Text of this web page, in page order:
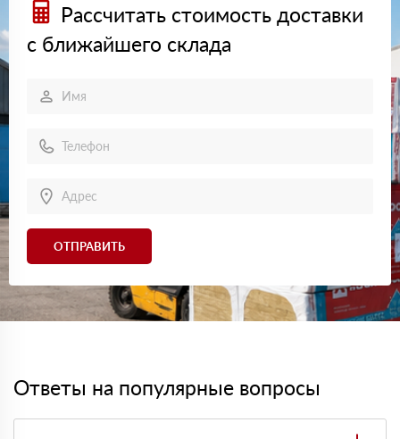
Рассчитать стоимость доставки
с ближайшего склада
ОТПРАВИТЬ
Ответы на популярные вопросы